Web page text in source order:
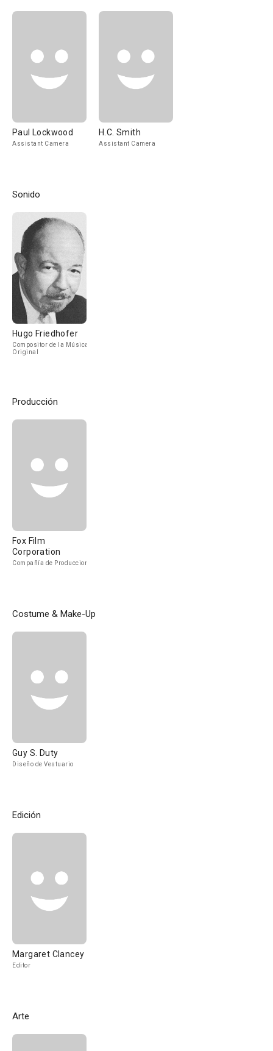
Paul Lockwood
Assistant Camera
H.C. Smith
Assistant Camera
Sonido
Hugo Friedhofer
Compositor de la Música
Original
Producción
Fox Film
Corporation
Compañía de Produccion
Costume & Make-Up
Guy S. Duty
Diseño de Vestuario
Edición
Margaret Clancey
Editor
Arte